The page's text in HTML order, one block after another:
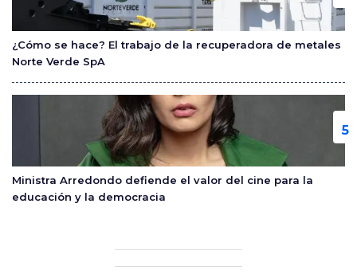
¿Cómo se hace? El trabajo de la recuperadora de metales
Norte Verde SpA
Ministra Arredondo defiende el valor del cine para la
educación y la democracia